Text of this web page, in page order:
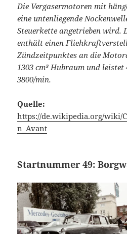
Die Vergasermotoren mit
eine untenliegende
Steuerkette angetrieben wird.
enthält einen
Zündzeitpunktes an die
1303 cm³ Hubraum und leistet
3800/min.
Quelle:
https://de.wikipedia.org/wiki/
n_Avant
Startnummer 49: